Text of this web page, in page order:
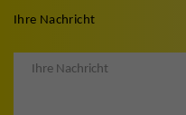
Ihre Nachricht